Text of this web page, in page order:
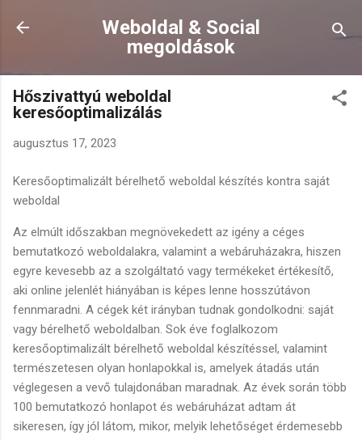
Ugrás a fő tartalomra
Weboldal & Social
megoldások
Hőszivattyú weboldal
keresőoptimalizálás
augusztus 17, 2023
Keresőoptimalizált bérelhető weboldal készítés kontra saját
weboldal
Az elmúlt időszakban megnövekedett az igény a céges
bemutatkozó weboldalakra, valamint a webáruházakra, hiszen
egyre kevesebb az a szolgáltató vagy termékeket értékesítő,
aki online jelenlét hiányában is képes lenne hosszútávon
fennmaradni. A cégek két irányban tudnak gondolkodni: saját
vagy bérelhető weboldalban. Sok éve foglalkozom
keresőoptimalizált bérelhető weboldal készítéssel, valamint
természetesen olyan honlapokkal is, amelyek átadás után
véglegesen a vevő tulajdonában maradnak. Az évek során több
100 bemutatkozó honlapot és webáruházat adtam át
sikeresen, így jól látom, mikor, melyik lehetőséget érdemesebb